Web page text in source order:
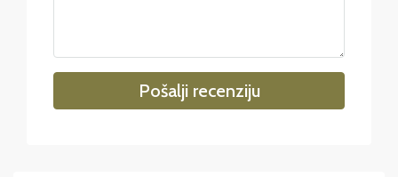
Pošalji recenziju